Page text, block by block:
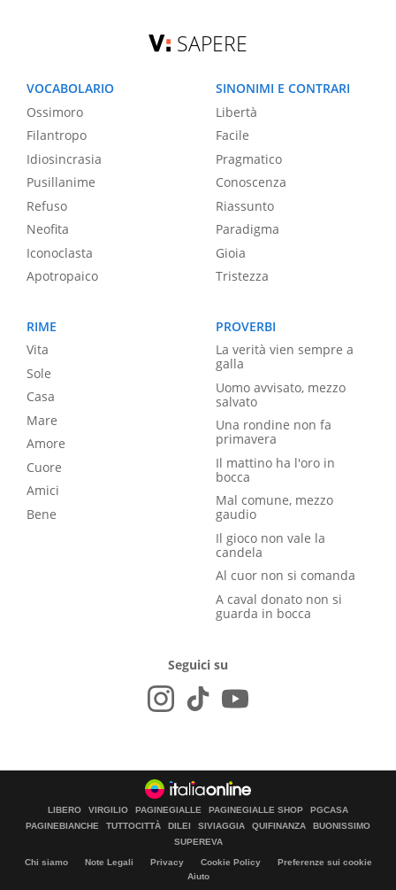
SAPERE
VOCABOLARIO
Ossimoro
Filantropo
Idiosincrasia
Pusillanime
Refuso
Neofita
Iconoclasta
Apotropaico
SINONIMI E CONTRARI
Libertà
Facile
Pragmatico
Conoscenza
Riassunto
Paradigma
Gioia
Tristezza
RIME
Vita
Sole
Casa
Mare
Amore
Cuore
Amici
Bene
PROVERBI
La verità vien sempre a
galla
Uomo avvisato, mezzo
salvato
Una rondine non fa
primavera
Il mattino ha l'oro in
bocca
Mal comune, mezzo
gaudio
Il gioco non vale la
candela
Al cuor non si comanda
A caval donato non si
guarda in bocca
Seguici su
LIBERO VIRGILIO PAGINEGIALLE PAGINEGIALLE SHOP
PGCASA
PAGINEBIANCHE
TUTTOCITTÀ DILEI SIVIAGGIA QUIFINANZA
BUONISSIMO
SUPEREVA
Chi siamo Note Legali Privacy Cookie Policy
Preferenze sui cookie
Aiuto